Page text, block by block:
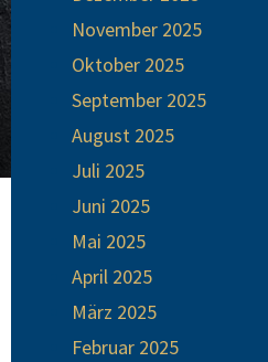
November 2025
Oktober 2025
September 2025
August 2025
Juli 2025
Juni 2025
Mai 2025
April 2025
März 2025
Februar 2025